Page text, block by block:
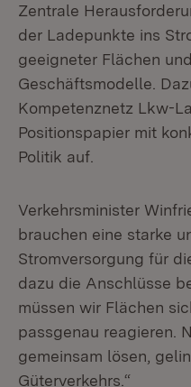
Zentrale
der Ladepunkte ins
geeigneter Flächen
Geschäftsmodelle.
Kompetenznetz Lkw-
Positionspapier mit
Politik auf.
Verkehrsminister
brauchen eine starke
Stromversorgung für
dazu die Anschlüsse
müssen wir Flächen
passgenau reagieren.
gemeinsam lösen,
Güterverkehrs.“